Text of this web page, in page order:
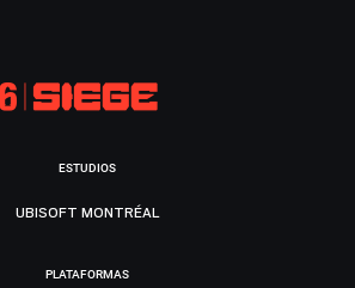
ESTUDIOS
UBISOFT MONTRÉAL
PLATAFORMAS